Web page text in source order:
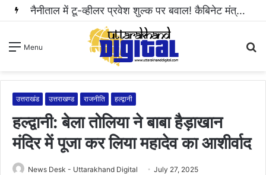
हल्द्वानी: महिला से अभद्रता करने और सोशल मीडिया पर धमकी भरा वीडियो वायरल करने वाला आरोपी गिरफ्तार..
Menu
उत्तराखंड उत्तराखण्ड राजनीति हल्द्वानी
हल्द्वानी: बेला तोलिया ने बाबा हैड़ाखान
मंदिर में पूजा कर लिया महादेव का आशीर्वाद
News Desk - Uttarakhand Digital July 27, 2025